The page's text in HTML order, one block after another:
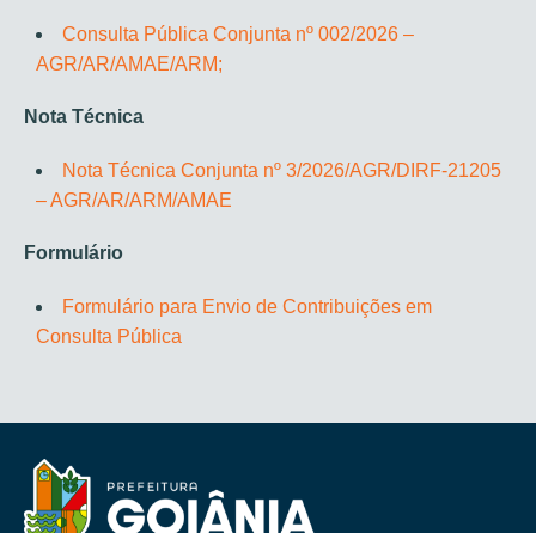
Consulta Pública Conjunta nº 002/2026 –
AGR/AR/AMAE/ARM;
Nota Técnica
Nota Técnica Conjunta nº 3/2026/AGR/DIRF-21205
– AGR/AR/ARM/AMAE
Formulário
Formulário para Envio de Contribuições em
Consulta Pública